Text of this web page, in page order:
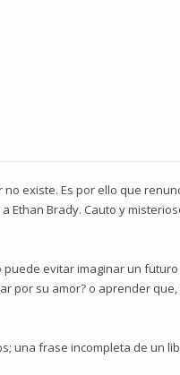
existe. Es por ello que
Ethan Brady. Cauto y
evitar imaginar un futuro
por su amor? o aprender
una frase incompleta de un